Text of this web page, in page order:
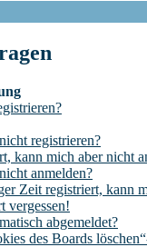
registrieren?
kann mich aber nicht
anmelden?
Zeit registriert, kann
vergessen!
abgemeldet?
des Boards